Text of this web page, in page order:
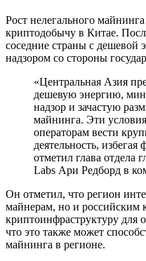
Рост нелегального
криптодобычу в Китае.
соседние страны с дешевой
надзором со стороны
«Центральная Азия
дешевую энергию,
надзор и зачастую
майнинга. Эти
операторам вести
деятельность,
отметил глава отдела
Labs Ари Редборд в
Он отметил, что регион
майнерам, но и
криптоинфраструктуру для
что это также может
майнинга в регионе.